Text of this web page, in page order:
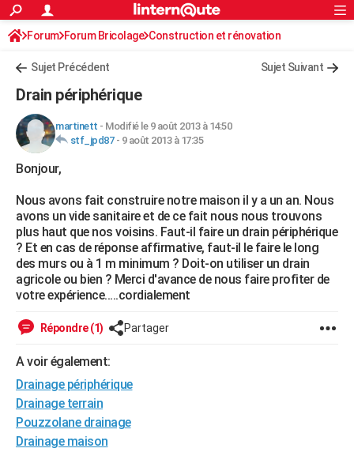
ACTUALITÉS
Politique
Société
Faits Divers
Education
Monde
Villes
+
FINANCE
Retraite
Impôts
Epargne
Immobilier
Risques naturels par ville
Banque
Assurance
Crédit
AUTO
Essais
Réserver un essai
Citadines
Berlines
SUV
Forum auto
+HIGH-TECH
Mobiles
Meilleur smartphone
Internet
Ordinateurs
Jeux vidéo
Guide high-tech
+BRICOLAGE
Forum
Aménagement intérieur
Extérieur
Cuisine
Salle de bains
Jardinage
Rangement
WEEK-END
Guides de France
Escapades
Patrimoine
Expositions
Musées
Week-end nature
LIFESTYLE
Art de vivre
Modes de vie
Alimentation
Guide de la santé
Maladies
Médicaments
Sommeil
Destinations
City break
Voyage nature
Voyage de noces
Forum
Climat
+
GUIDES D'ACHAT
BONS PLANS
Rechercher
S'inscrire
Connexion
Forum Forum Bricolage Construction et rénovation
Sujet Précédent Sujet Suivant
Drain périphérique
martinett - Modifié le 9 août 2013 à 14:50
stf_jpd87- 9 août 2013 à 17:35
Bonjour,
Nous avons fait construire notre maison il y a un an. Nous
avons un vide sanitaire et de ce fait nous nous trouvons
plus haut que nos voisins. Faut-il faire un drain périphérique
? Et en cas de réponse affirmative, faut-il le faire le long
des murs ou à 1 m minimum ? Doit-on utiliser un drain
agricole ou bien ? Merci d'avance de nous faire profiter de
votre expérience.....cordialement
Répondre (1) Partager
A voir également:
Drainage périphérique
Drainage terrain
Pouzzolane drainage
Drainage maison